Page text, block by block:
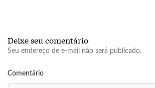
Deixe seu comentário
Seu endereço de e-mail não será publicado.
Comentário